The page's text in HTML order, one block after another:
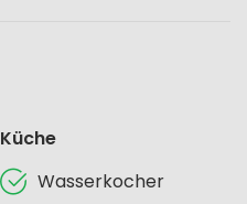
Küche
Wasserkocher